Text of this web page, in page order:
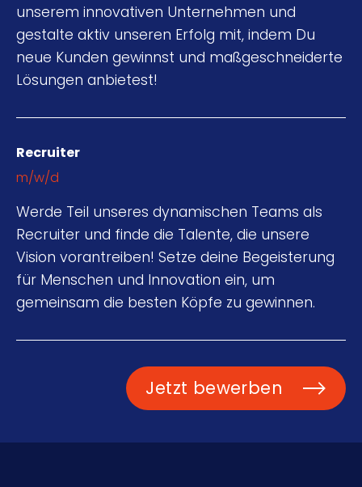
unserem innovativen Unternehmen und
gestalte aktiv unseren Erfolg mit, indem Du
neue Kunden gewinnst und maßgeschneiderte
Lösungen anbietest!
Recruiter
m/w/d
Werde Teil unseres dynamischen Teams als
Recruiter und finde die Talente, die unsere
Vision vorantreiben! Setze deine Begeisterung
für Menschen und Innovation ein, um
gemeinsam die besten Köpfe zu gewinnen.
Jetzt bewerben